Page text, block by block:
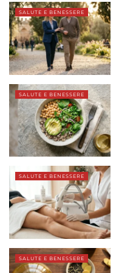
SALUTE E BENESSERE
SALUTE E BENESSERE
SALUTE E BENESSERE
SALUTE E BENESSERE